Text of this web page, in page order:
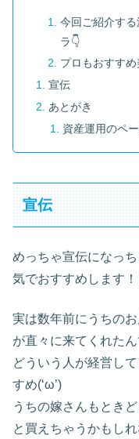
今回ご紹介す
ラ👇
プロもおすす
宣伝
あとがき
資産運用のペ
宣伝
めっちゃ宣伝になっ
気でおすすめします！
実は数年前にうちの
が直々に来てくれたん
どういう人が経営し
すめ(‘ω’)
うちの嫁さんもとき
と買えちゃうかもし